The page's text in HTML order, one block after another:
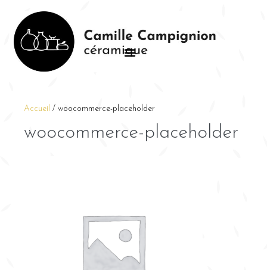
Accueil / woocommerce-placeholder
woocommerce-placeholder